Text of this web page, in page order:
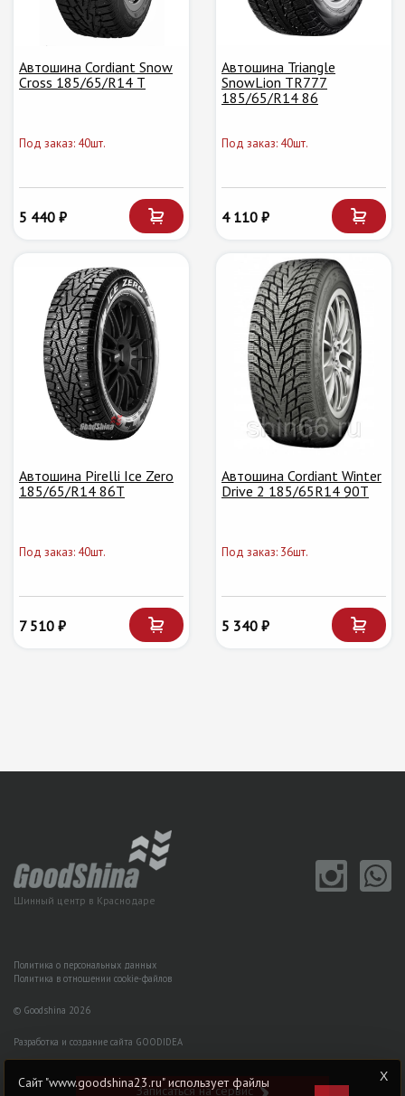
Автошина Cordiant Snow
Cross 185/65/R14 T
Под заказ: 40шт.
5 440 ₽
Автошина Triangle
SnowLion TR777
185/65/R14 86
Под заказ: 40шт.
4 110 ₽
Автошина Pirelli Ice Zero
185/65/R14 86T
Под заказ: 40шт.
7 510 ₽
Автошина Cordiant Winter
Drive 2 185/65R14 90T
Под заказ: 36шт.
5 340 ₽
Шинный центр в Краснодаре
Политика о персональных данных
Политика в отношении cookie-файлов
© Goodshina 2026
Разработка и создание сайта GOODIDEA
Записаться на сервис
Сайт "www.goodshina23.ru" использует файлы